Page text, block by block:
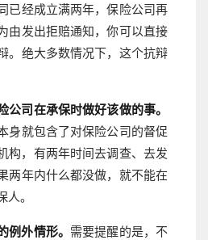
已经成立满两年，保险公司再
由发出拒赔通知，你可以直接
。绝大多数情况下，这个抗辩
公司在承保时做好该做的事。
身就包含了对保险公司的督促
，有两年时间去调查、去发
两年内什么都没做，就不能在
。
例外情形。 需要提醒的是，不